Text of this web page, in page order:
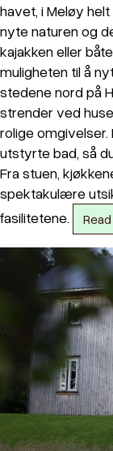
havet, i Meløy
nyte naturen og
kajakken eller
muligheten til å
stedene nord på
strender ved
rolige
utstyrte bad, så
Fra stuen,
spektakulære
fasilitetene.